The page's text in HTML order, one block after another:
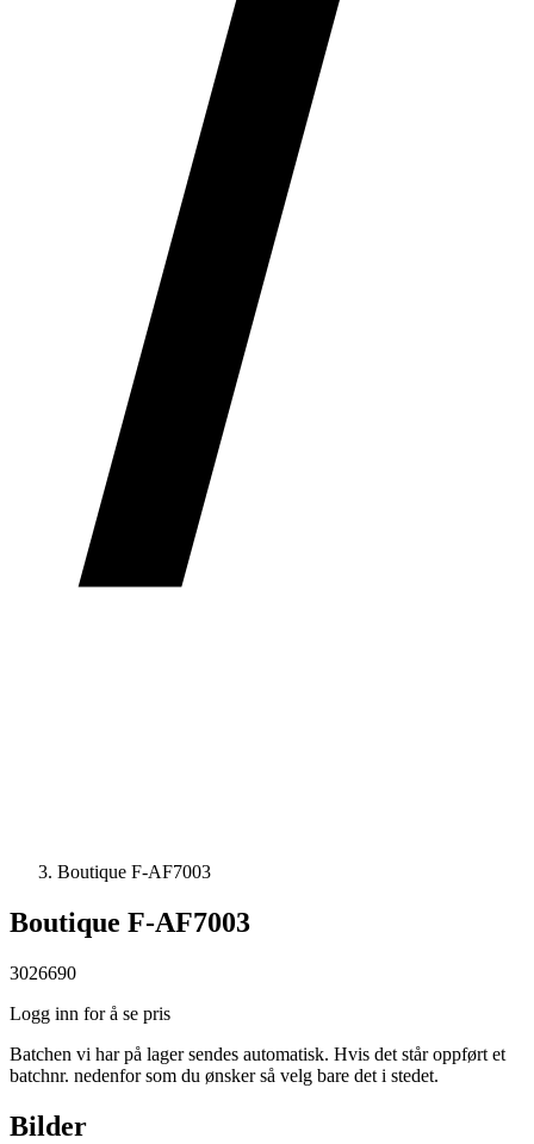
Boutique F-AF7003
Boutique F-AF7003
3026690
Logg inn for å se pris
Batchen vi har på lager sendes automatisk. Hvis det står oppført et
batchnr. nedenfor som du ønsker så velg bare det i stedet.
Bilder